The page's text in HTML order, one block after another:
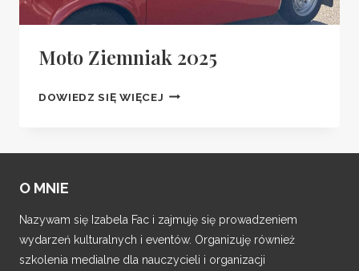
Moto Ziemniak 2025
DOWIEDZ SIĘ WIĘCEJ MOTO
O MNIE
Nazywam się Izabela Fac i zajmuję się prowadzeniem
wydarzeń kulturalnych i eventów. Organizuję również
szkolenia medialne dla nauczycieli i organizacji